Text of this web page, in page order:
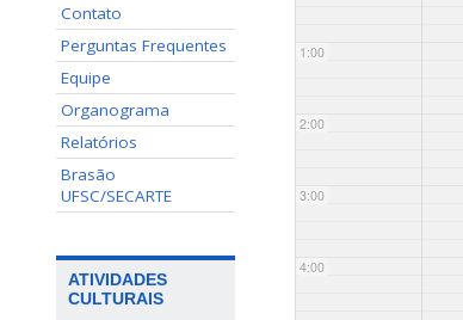
Contato
Perguntas Frequentes
Equipe
Organograma
Relatórios
Brasão
UFSC/SECARTE
ATIVIDADES
CULTURAIS
1:00
2:00
3:00
4:00